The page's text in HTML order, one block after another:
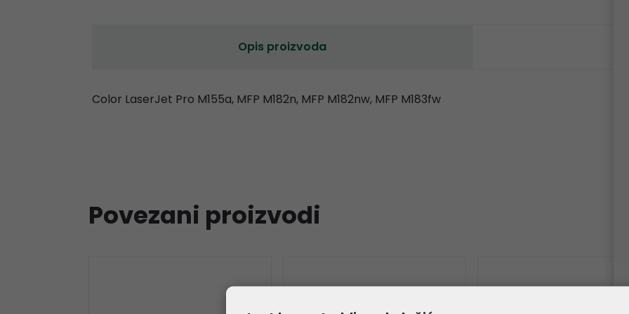
Opis proizvoda
Color LaserJet Pro M155a, MFP M182n, MFP M182nw, MFP M183fw
Povezani proizvodi